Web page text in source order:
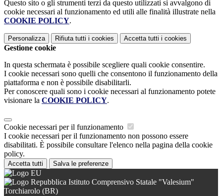
Questo sito o gli strumenti terzi da questo utilizzati si avvalgono di
cookie necessari al funzionamento ed utili alle finalità illustrate nella
COOKIE POLICY.
Personalizza Rifiuta tutti i cookies Accetta tutti i cookies
Gestione cookie
In questa schermata è possibile scegliere quali cookie consentire.
I cookie necessari sono quelli che consentono il funzionamento della
piattaforma e non è possibile disabilitarli.
Per conoscere quali sono i cookie necessari al funzionamento potete
visionare la COOKIE POLICY.
Cookie necessari per il funzionamento
I cookie necessari per il funzionamento non possono essere
disabilitati. È possibile consultare l'elenco nella pagina della cookie
policy.
Accetta tutti Salva le preferenze
Istituto Comprensivo Statale "Valesium"
Torchiarolo (BR)